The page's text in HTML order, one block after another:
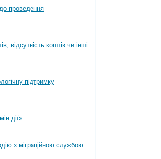
проведення
відсутність коштів чи інші
підтримку
дії»
з міграційною службою